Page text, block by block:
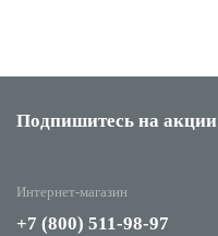
Подпишитесь на акции
Интернет-магазин
+7 (800) 511-98-97